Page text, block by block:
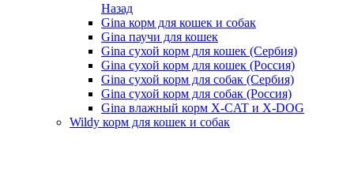
Назад
Gina корм для кошек и собак
Gina паучи для кошек
Gina сухой корм для кошек (Сербия)
Gina сухой корм для кошек (Россия)
Gina сухой корм для собак (Сербия)
Gina сухой корм для собак (Россия)
Gina влажный корм X-CAT и X-DOG
Wildy корм для кошек и собак